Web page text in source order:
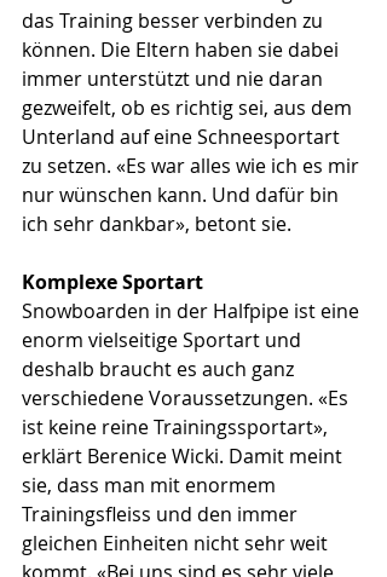
das Training besser verbinden zu
können. Die Eltern haben sie dabei
immer unterstützt und nie daran
gezweifelt, ob es richtig sei, aus dem
Unterland auf eine Schneesportart
zu setzen. «Es war alles wie ich es mir
nur wünschen kann. Und dafür bin
ich sehr dankbar», betont sie.
Komplexe Sportart
Snowboarden in der Halfpipe ist eine
enorm vielseitige Sportart und
deshalb braucht es auch ganz
verschiedene Voraussetzungen. «Es
ist keine reine Trainingssportart»,
erklärt Berenice Wicki. Damit meint
sie, dass man mit enormem
Trainingsfleiss und den immer
gleichen Einheiten nicht sehr weit